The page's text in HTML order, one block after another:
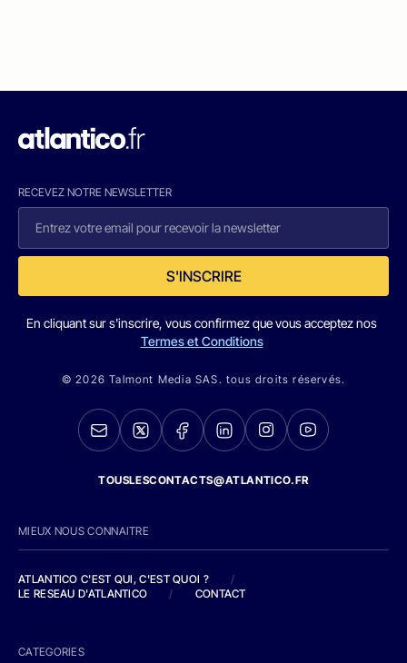
RECEVEZ NOTRE NEWSLETTER
S'INSCRIRE
En cliquant sur s'inscrire, vous confirmez que vous acceptez nos
Termes et Conditions
© 2026 Talmont Media SAS. tous droits réservés.
TOUSLESCONTACTS@ATLANTICO.FR
MIEUX NOUS CONNAITRE
ATLANTICO C'EST QUI, C'EST QUOI ?
/
LE RESEAU D'ATLANTICO
/ CONTACT
CATEGORIES